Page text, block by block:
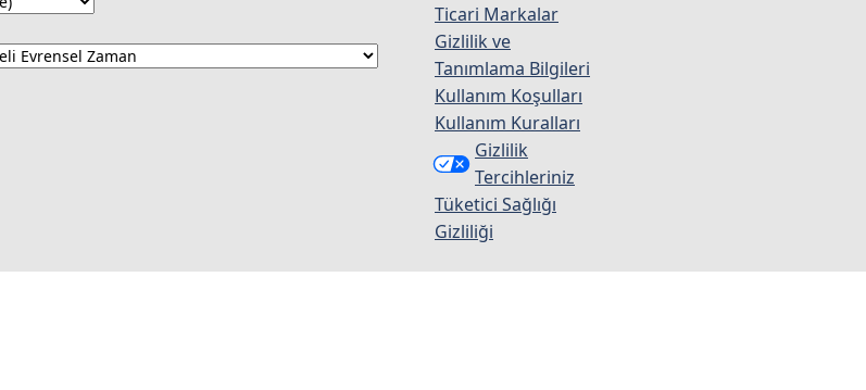
Ticari Markalar
Gizlilik ve
Tanımlama Bilgileri
Kullanım Koşulları
Kullanım Kuralları
Gizlilik
Tercihleriniz
Tüketici Sağlığı
Gizliliği